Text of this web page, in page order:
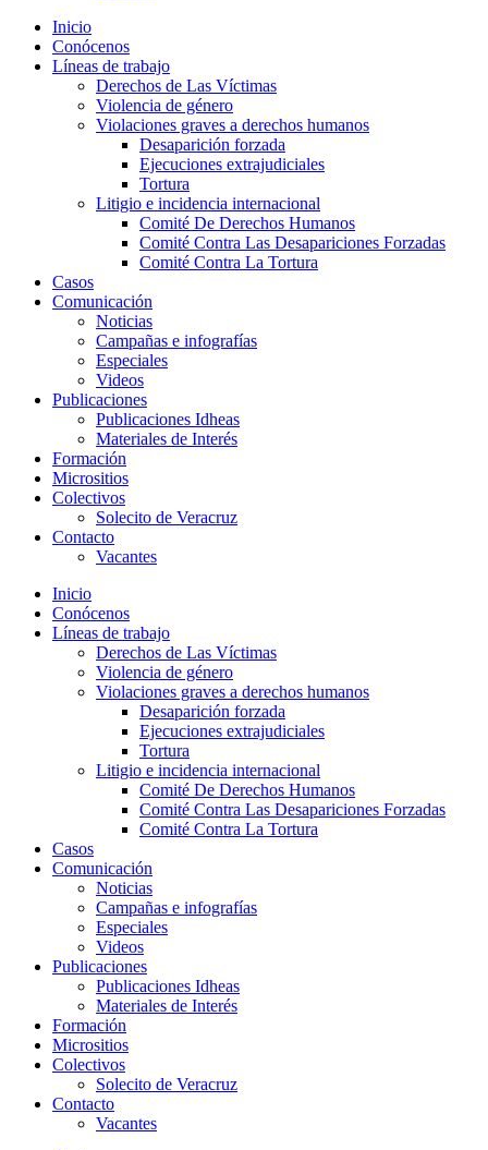
Inicio
Conócenos
Líneas de trabajo
Derechos de Las Víctimas
Violencia de género
Violaciones graves a derechos humanos
Desaparición forzada​
Ejecuciones extrajudiciales
Tortura
Litigio e incidencia internacional
Comité De Derechos Humanos​
Comité Contra Las Desapariciones Forzadas
Comité Contra La Tortura​
Casos
Comunicación
Noticias
Campañas e infografías
Especiales
Videos
Publicaciones
Publicaciones Idheas
Materiales de Interés
Formación
Micrositios
Colectivos
Solecito de Veracruz
Contacto
Vacantes
Inicio
Conócenos
Líneas de trabajo
Derechos de Las Víctimas
Violencia de género
Violaciones graves a derechos humanos
Desaparición forzada​
Ejecuciones extrajudiciales
Tortura
Litigio e incidencia internacional
Comité De Derechos Humanos​
Comité Contra Las Desapariciones Forzadas
Comité Contra La Tortura​
Casos
Comunicación
Noticias
Campañas e infografías
Especiales
Videos
Publicaciones
Publicaciones Idheas
Materiales de Interés
Formación
Micrositios
Colectivos
Solecito de Veracruz
Contacto
Vacantes